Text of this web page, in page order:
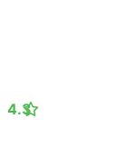
4.3